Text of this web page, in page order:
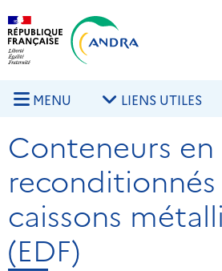
Aller au contenu principal
MENU LIENS UTILES
Conteneurs
reconditionnés
caissons
(EDF)